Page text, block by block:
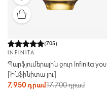
(705)
INFINITA
Պարֆյումերային ջուր Infinita you
[Ինֆինիտա յու]
7,950 դրամ17,700 դրամ